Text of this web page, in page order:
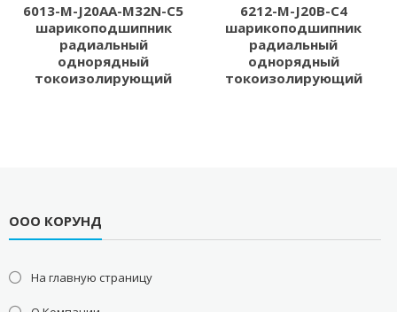
6013-M-J20AA-M32N-C5
шарикоподшипник
радиальный
однорядный
токоизолирующий
6212-M-J20B-C4
шарикоподшипник
радиальный
однорядный
токоизолирующий
ООО КОРУНД
На главную страницу